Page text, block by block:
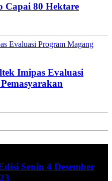
Capai 80 Hektare
Evaluasi Program Magang
Imipas Evaluasi
Senin 4 Desember